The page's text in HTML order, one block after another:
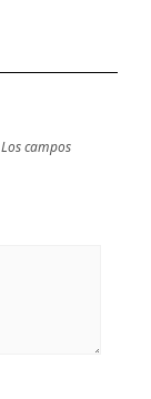
Los campos